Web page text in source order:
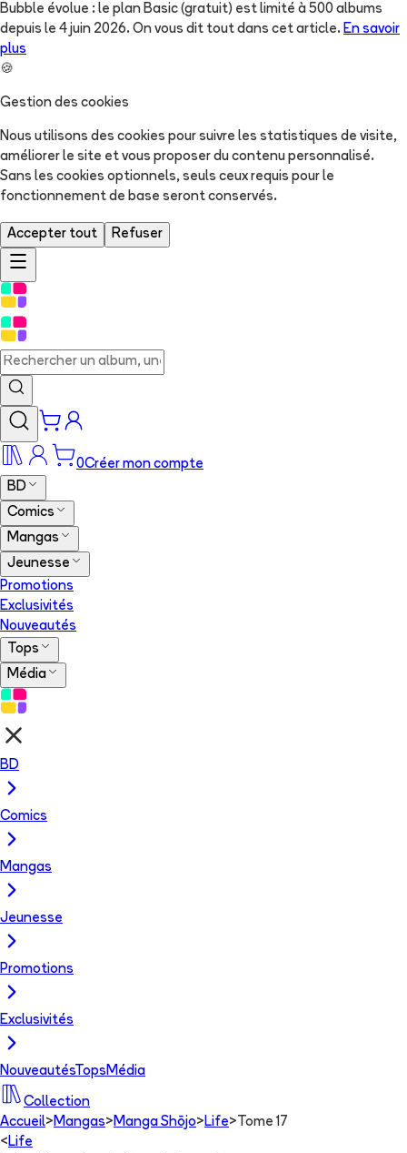
Bubble évolue : le plan Basic (gratuit) est limité à 500 albums
depuis le 4 juin 2026. On vous dit tout dans cet article. En savoir
plus
🍪
Gestion des cookies
Nous utilisons des cookies pour suivre les statistiques de visite,
améliorer le site et vous proposer du contenu personnalisé.
Sans les cookies optionnels, seuls ceux requis pour le
fonctionnement de base seront conservés.
Accepter tout Refuser
0Créer mon compte
BD
Comics
Mangas
Jeunesse
Promotions
Exclusivités
Nouveautés
Tops
Média
BD
Comics
Mangas
Jeunesse
Promotions
Exclusivités
NouveautésTops Média
Collection
Accueil> Mangas> Manga Shōjo> Life> Tome 17
< Life